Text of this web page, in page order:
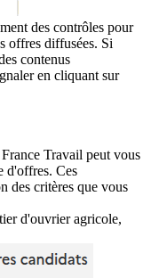
des contrôles pour
offres diffusées. Si
contenus
en cliquant sur
Travail peut vous
d'offres. Ces
des critères que vous
d'ouvrier agricole,